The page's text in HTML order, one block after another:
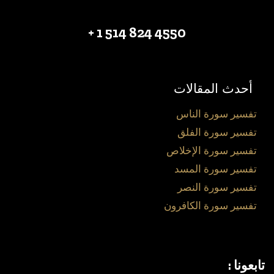
4550 824 514 1 +
أحدث المقالات
تفسير سورة الناس
تفسير سورة الفلق
تفسير سورة الإخلاص
تفسير سورة المسد
تفسير سورة النصر
تفسير سورة الكافرون
تابعونا :